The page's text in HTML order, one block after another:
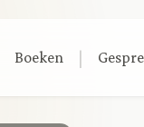
Boeken |